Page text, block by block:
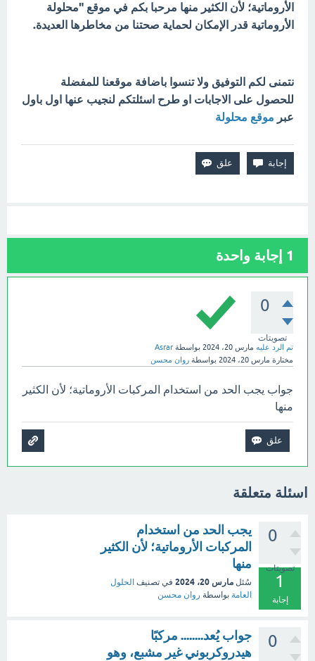
الأروماتية؛ لأن الكثير منها مرحبا بكم في موقع "محلولة
الأروماتية قدر الإمكان لحماية صحتنا من مخاطرها العديدة.
نتمنى لكم التوفيق ولا تنسوا باضافة موقعنا للمفضلة
للحصول على الاجابات او طرح اسئلتكم لنجيب عنها اول باول
عبر موقع محلولة
1 إجابة واحدة
0
تصويتات
تم الرد عليه مارس 20، 2024 بواسطة Asrar
مختارة مارس 20، 2024 بواسطة روان محسن
جواب يجب الحد من استخدام المركبات الأروماتية؛ لأن الكثير
منها
اسئلة متعلقة
0
تصويتات
1
إجابة
يجب الحد من استخدام
المركبات الأروماتية؛ لأن الكثير
منها
سُئل مارس 20، 2024 في تصنيف الحلول
العامة بواسطة روان محسن
0
جواب يُعد........ مركبًا
هيدروكربوني غير مشبع، وهو